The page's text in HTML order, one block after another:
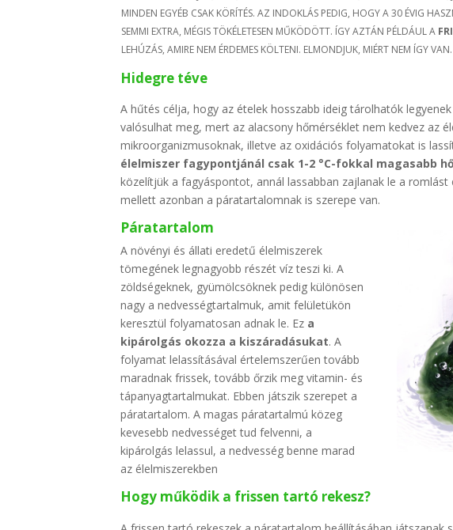
MINDEN EGYÉB CSAK KÖRÍTÉS. AZ INDOKLÁS PEDIG, HOGY A 30 ÉVIG
SEMMI EXTRA, MÉGIS TÖKÉLETESEN MŰKÖDÖTT. ÍGY AZTÁN PÉLDÁUL A
LEHÚZÁS, AMIRE NEM ÉRDEMES KÖLTENI. ELMONDJUK, MIÉRT NEM ÍGY VAN.
Hidegre téve
A hűtés célja, hogy az ételek hosszabb ideig tárolhatók
valósulhat meg, mert az alacsony hőmérséklet nem kedvez az
mikroorganizmusoknak, illetve az oxidációs folyamatokat is
élelmiszer fagypontjánál csak 1-2 °C-fokkal magasabb
közelítjük a fagyáspontot, annál lassabban zajlanak le a
mellett azonban a páratartalomnak is szerepe van.
Páratartalom
A növényi és állati eredetű élelmiszerek
tömegének legnagyobb részét víz teszi ki. A
zöldségeknek, gyümölcsöknek pedig különösen
nagy a nedvességtartalmuk, amit felületükön
keresztül folyamatosan adnak le. Ez a
kipárolgás okozza a kiszáradásukat. A
folyamat lelassításával értelemszerűen tovább
maradnak frissek, tovább őrzik meg vitamin- és
tápanyagtartalmukat. Ebben játszik szerepet a
páratartalom. A magas páratartalmú közeg
kevesebb nedvességet tud felvenni, a
kipárolgás lelassul, a nedvesség benne marad
az élelmiszerekben
Hogy működik a frissen tartó rekesz?